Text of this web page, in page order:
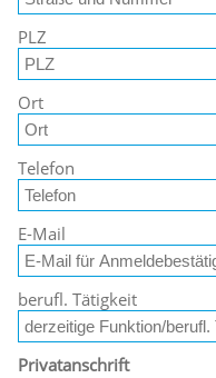
PLZ
Ort
Telefon
E-Mail
berufl. Tätigkeit
Privatanschrift